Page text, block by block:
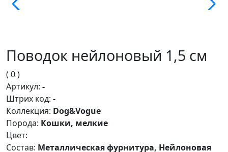
Поводок нейлоновый 1,5 см
( 0 )
Артикул: -
Штрих код: -
Коллекция: Dog&Vogue
Порода: Кошки, мелкие
Цвет:
Состав: Металлическая фурнитура, Нейлоновая